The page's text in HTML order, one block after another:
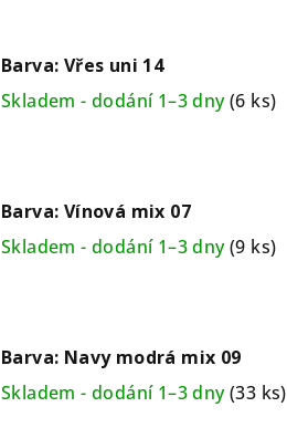
Barva: Vřes uni 14
Skladem - dodání 1–3 dny(6 ks)
Barva: Vínová mix 07
Skladem - dodání 1–3 dny(9 ks)
Barva: Navy modrá mix 09
Skladem - dodání 1–3 dny(33 ks)